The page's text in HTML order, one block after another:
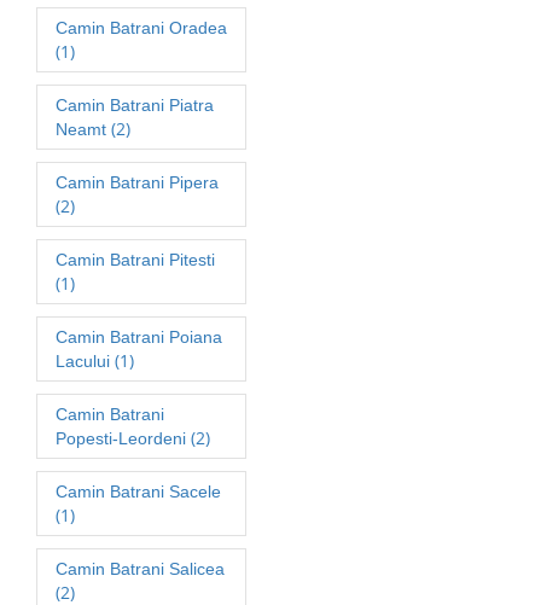
Camin Batrani Oradea
(1)
Camin Batrani Piatra
Neamt (2)
Camin Batrani Pipera
(2)
Camin Batrani Pitesti
(1)
Camin Batrani Poiana
Lacului (1)
Camin Batrani
Popesti-Leordeni (2)
Camin Batrani Sacele
(1)
Camin Batrani Salicea
(2)